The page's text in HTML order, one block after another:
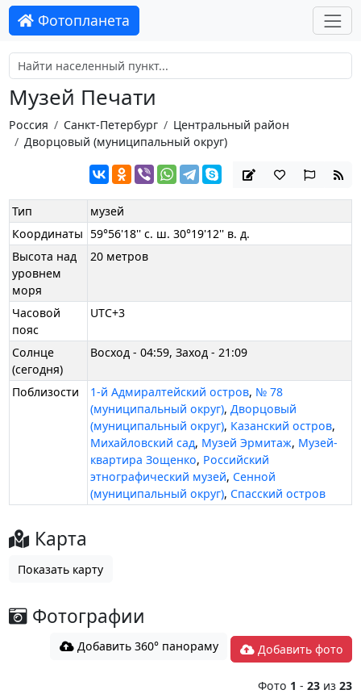
Фотопланета
Музей Печати
Россия Санкт-Петербург
Центральный район
Дворцовый (муниципальный округ)
Тип
музей
Координаты 59°56'18'' с. ш. 30°19'12'' в. д.
Высота над
уровнем
моря
20 метров
Часовой
пояс
UTC+3
Солнце
(сегодня)
Восход - 04:59, Заход - 21:09
Поблизости 1-й Адмиралтейский остров, № 78
(муниципальный округ),Дворцовый
(муниципальный округ), Казанский остров,
Михайловский сад, Музей Эрмитаж, Музей-
квартира Зощенко, Российский
этнографический музей, Сенной
(муниципальный округ), Спасский остров
Карта
Показать карту
Фотографии
Добавить 360° панораму Добавить фото
Фото 1 -23 из23